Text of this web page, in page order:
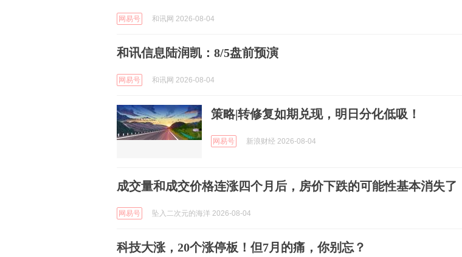
网易号 和讯网 2026-08-04
和讯信息陆润凯：8/5盘前预演
网易号 和讯网 2026-08-04
策略|转修复如期兑现，明日分化低吸！
网易号 新浪财经 2026-08-04
成交量和成交价格连涨四个月后，房价下跌的可能性基本消失了
网易号 坠入二次元的海洋 2026-08-04
科技大涨，20个涨停板！但7月的痛，你别忘？